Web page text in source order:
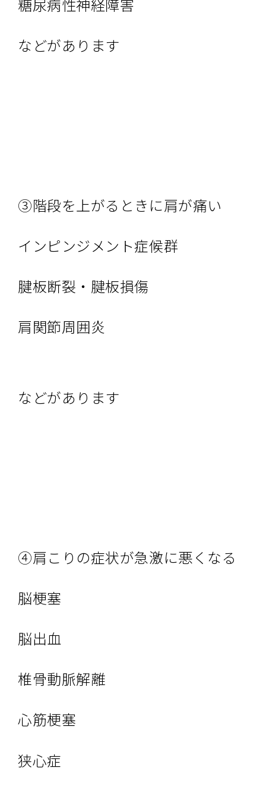
糖尿病性神経障害
などがあります
③階段を上がるときに肩が痛い
インピンジメント症候群
腱板断裂・腱板損傷
肩関節周囲炎
などがあります
④肩こりの症状が急激に悪くなる
脳梗塞
脳出血
椎骨動脈解離
心筋梗塞
狭心症